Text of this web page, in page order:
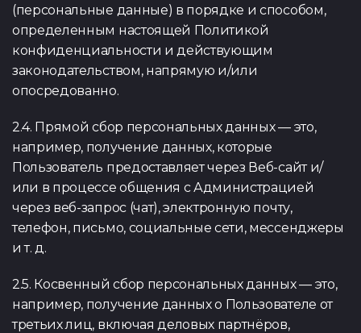
(персональные данные) в порядке и способом,
определенным настоящей Политикой
конфиденциальности и действующим
законодательством, напрямую и/или
опосредованно.
2.4. Прямой сбор персональных данных — это,
например, получение данных, которые
Пользователь предоставляет через Веб-сайт и/
или в процессе общения с Администрацией
через веб-запрос (чат), электронную почту,
телефон, письмо, социальные сети, мессенджеры
и т. д.
2.5. Косвенный сбор персональных данных — это,
например, получение данных о Пользователе от
третьих лиц, включая деловых партнёров,